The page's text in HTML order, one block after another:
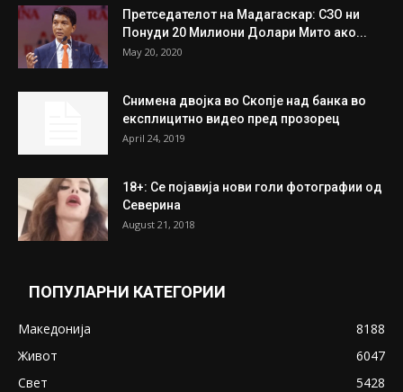
Претседателот на Мадагаскар: СЗО ни
Понуди 20 Милиони Долари Мито ако...
May 20, 2020
Снимена двојка во Скопје над банка во
експлицитно видео пред прозорец
April 24, 2019
18+: Се појавија нови голи фотографии од
Северина
August 21, 2018
ПОПУЛАРНИ КАТЕГОРИИ
Македонија
8188
Живот
6047
Свет
5428